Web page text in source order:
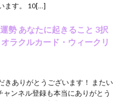
ます。 10[…]
勢 あなたに起きること 3択
ラクルカード・ウィークリ
きありがとうございます！ またい
ンネル登録も本当にありがとう